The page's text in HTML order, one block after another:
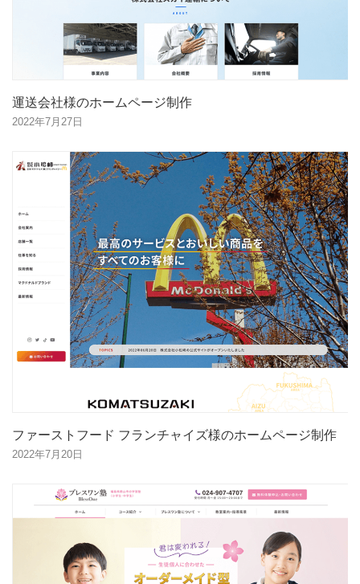
運送会社様のホームページ制作
2022年7月27日
ファーストフード フランチャイズ様のホームページ制作
2022年7月20日